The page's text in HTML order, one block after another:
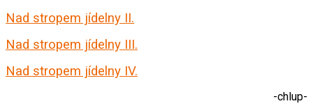
Nad stropem jídelny II.
Nad stropem jídelny III.
Nad stropem jídelny IV.
-chlup-